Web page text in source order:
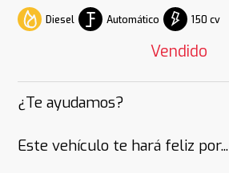
Diesel Automático 150 cv
Vendido
¿Te ayudamos?
Este vehículo te hará feliz por...